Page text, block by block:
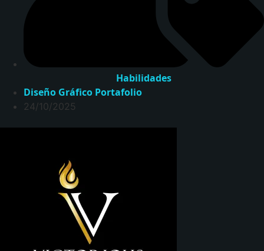
Habilidades
Diseño Gráfico Portafolio
24/10/2025